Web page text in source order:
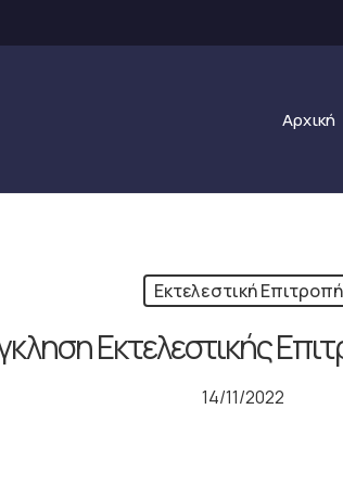
Αρχική
Εκτελεστική Επιτροπή
Εκτελεστικής
14/11/2022